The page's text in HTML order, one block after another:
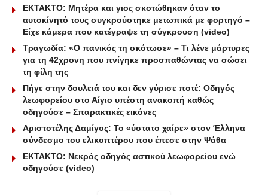
ΕΚΤΑΚΤΟ: Μητέρα και γιος σκοτώθηκαν όταν το
αυτοκίνητό τους συγκρούστηκε μετωπικά με φορτηγό –
Είχε κάμερα που κατέγραψε τη σύγκρουση (video)
Τραγωδία: «Ο πανικός τη σκότωσε» – Τι λένε μάρτυρες
για τη 42χρονη που πνίγηκε προσπαθώντας να σώσει
τη φίλη της
Πήγε στην δουλειά του και δεν γύρισε ποτέ: Οδηγός
λεωφορείου στο Αίγιο υπέστη ανακοπή καθώς
οδηγούσε – Σπαρακτικές εικόνες
Αριστοτέλης Δαμίγος: Το «ύστατο χαίρε» στον Έλληνα
σύνδεσμο του ελικοπτέρου που έπεσε στην Ψάθα
ΕΚΤΑΚΤΟ: Νεκρός οδηγός αστικού λεωφορείου ενώ
οδηγούσε (video)